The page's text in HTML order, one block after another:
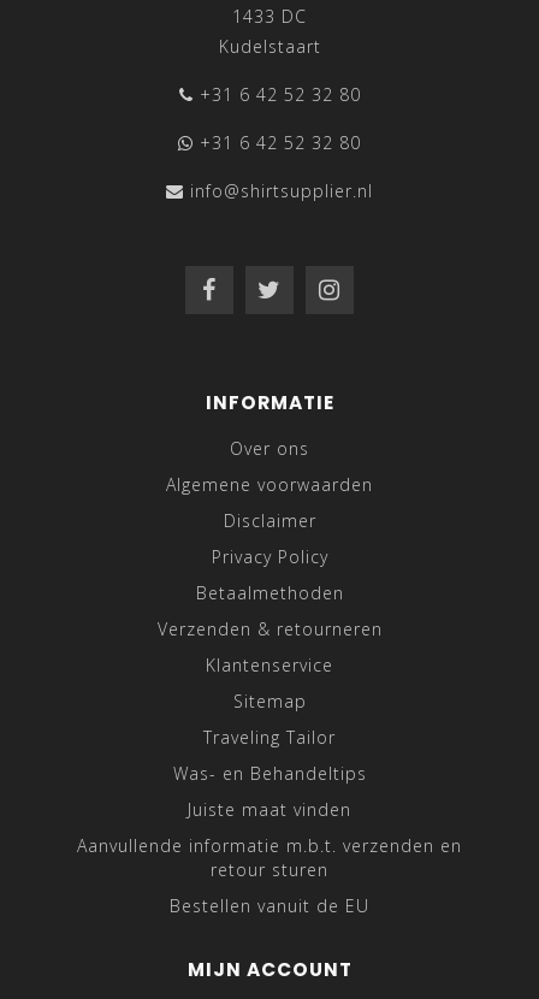
1433 DC
Kudelstaart
+31 6 42 52 32 80
+31 6 42 52 32 80
info@shirtsupplier.nl
INFORMATIE
Over ons
Algemene voorwaarden
Disclaimer
Privacy Policy
Betaalmethoden
Verzenden & retourneren
Klantenservice
Sitemap
Traveling Tailor
Was- en Behandeltips
Juiste maat vinden
Aanvullende informatie m.b.t. verzenden en
retour sturen
Bestellen vanuit de EU
MIJN ACCOUNT